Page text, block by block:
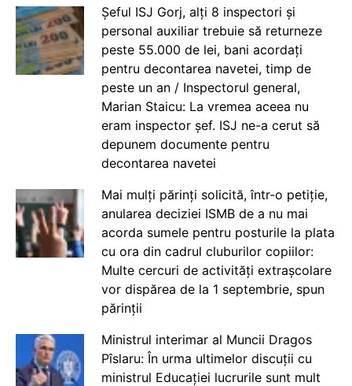
Șeful ISJ Gorj, alți 8 inspectori și
personal auxiliar trebuie să returneze
peste 55.000 de lei, bani acordați
pentru decontarea navetei, timp de
peste un an / Inspectorul general,
Marian Staicu: La vremea aceea nu
eram inspector șef. ISJ ne-a cerut să
depunem documente pentru
decontarea navetei
Mai mulți părinți solicită, într-o petiție,
anularea deciziei ISMB de a nu mai
acorda sumele pentru posturile la plata
cu ora din cadrul cluburilor copiilor:
Multe cercuri de activități extrașcolare
vor dispărea de la 1 septembrie, spun
părinții
Ministrul interimar al Muncii Dragos
Pîslaru: În urma ultimelor discuții cu
ministrul Educației lucrurile sunt mult